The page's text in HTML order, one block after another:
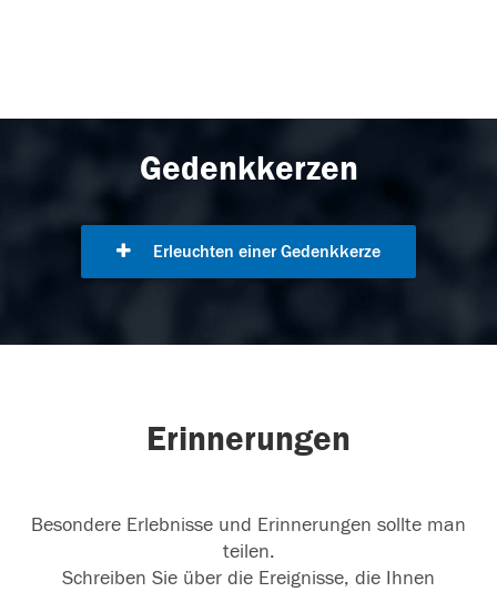
Gedenkkerzen
Erleuchten einer Gedenkkerze
Erinnerungen
Besondere Erlebnisse und Erinnerungen sollte man
teilen.
Schreiben Sie über die Ereignisse, die Ihnen